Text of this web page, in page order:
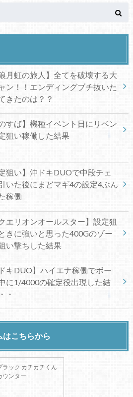
狼月虹の旅人】全てを破壊する大
ン！！エンディングブチ抜いた
きたのは？？
のすば】機種イベント日にリベン
狙い稼働した結果
定狙い】沖ドキDUOで中段チェ
いた後にまどマギ4の設定4ぶん
稼働
クエリオンオールスター】設定狙
きに強いと思った400Gのゾー
い撃ちした結果
ドキDUO】ハイエナ稼働でボー
に1/4000の確定役出現した結
・
はこちらから
ラック カチカチくん
ウンター